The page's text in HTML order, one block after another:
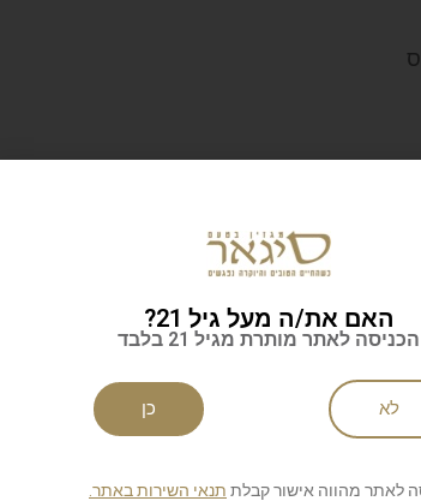
האם את/ה מעל גיל 21?
הכניסה לאתר מותרת מגיל 21 בלבד
לא כן
לאתר מהווה אישור קבלת תנאי השירות באתר.